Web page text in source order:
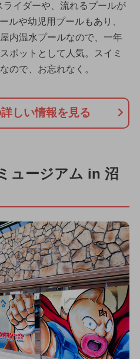
イダーや、流れるプールが
ルや幼児用プールもあり、
内温水プールなので、一年
ポットとして人気。スイミ
ので、お忘れなく。
しい情報を見る
ュージアム in 沼